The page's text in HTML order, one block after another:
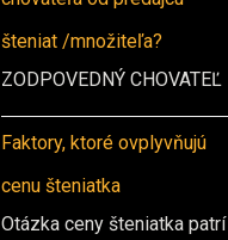
šteniat /množiteľa?
ZODPOVEDNÝ CHOVATEĽ
Faktory, ktoré ovplyvňujú
cenu šteniatka
Otázka ceny šteniatka patrí